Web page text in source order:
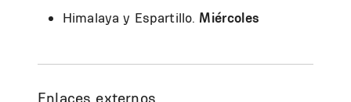
Himalaya y Espartillo. Miércoles
Enlaces externos